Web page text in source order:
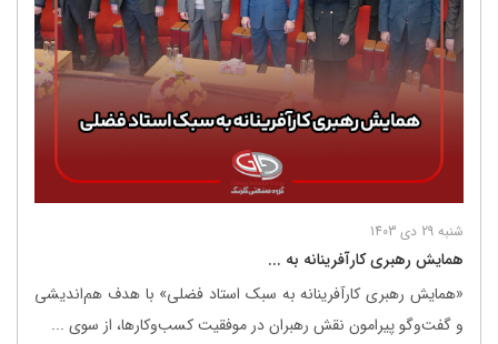
شنبه 29 دی 1403
همایش رهبری کارآفرینانه به ...
«همایش رهبری کارآفرینانه به سبک استاد فضلی» با هدف هم‌اندیشی
و گفت‌وگو پیرامون نقش رهبران در موفقیت کسب‌وکارها، از سوی ...